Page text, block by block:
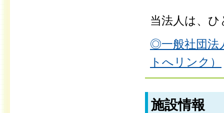
当法人は、
◎一般社団法
トへリンク）
施設情報